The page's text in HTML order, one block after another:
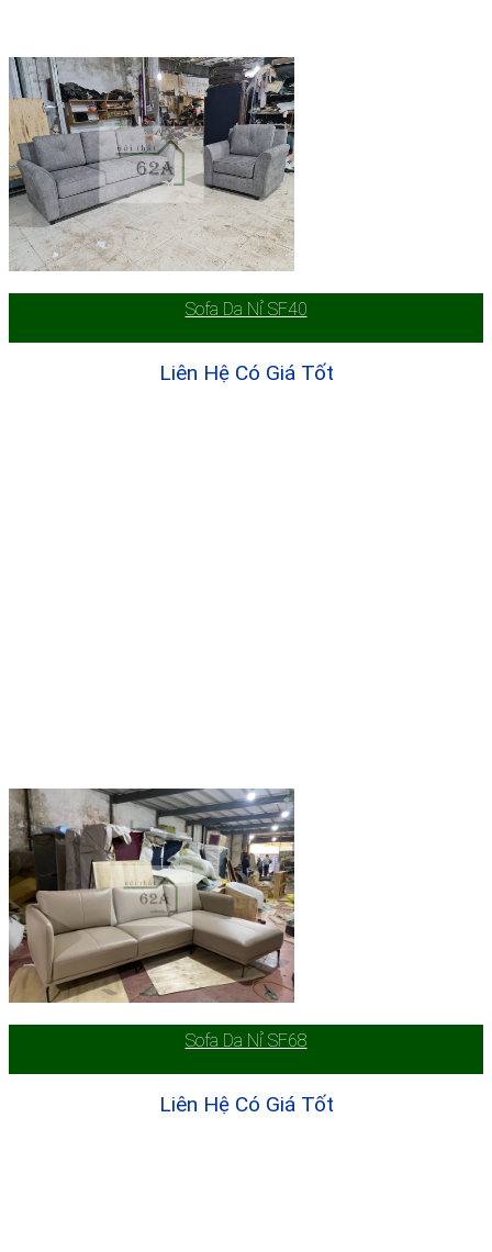
Sofa Da Nỉ SF40
Liên Hệ Có Giá Tốt
Sofa Da Nỉ SF68
Liên Hệ Có Giá Tốt